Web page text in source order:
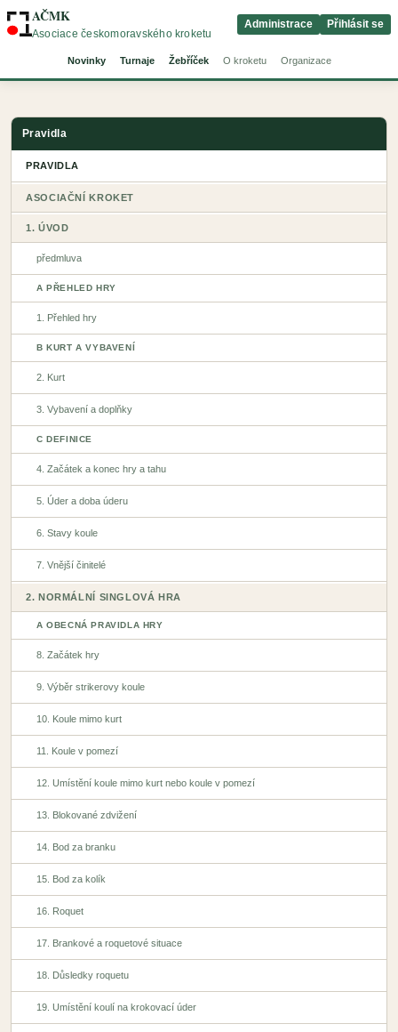
AČMK
Asociace českomoravského kroketu
Novinky Turnaje Žebříček O kroketu Organizace
Administrace Přihlásit se
Pravidla
PRAVIDLA
ASOCIAČNÍ KROKET
1. ÚVOD
předmluva
A PŘEHLED HRY
1. Přehled hry
B KURT A VYBAVENÍ
2. Kurt
3. Vybavení a doplňky
C DEFINICE
4. Začátek a konec hry a tahu
5. Úder a doba úderu
6. Stavy koule
7. Vnější činitelé
2. NORMÁLNÍ SINGLOVÁ HRA
A OBECNÁ PRAVIDLA HRY
8. Začátek hry
9. Výběr strikerovy koule
10. Koule mimo kurt
11. Koule v pomezí
12. Umístění koule mimo kurt nebo koule v pomezí
13. Blokované zdvižení
14. Bod za branku
15. Bod za kolík
16. Roquet
17. Brankové a roquetové situace
18. Důsledky roquetu
19. Umístění koulí na krokovací úder